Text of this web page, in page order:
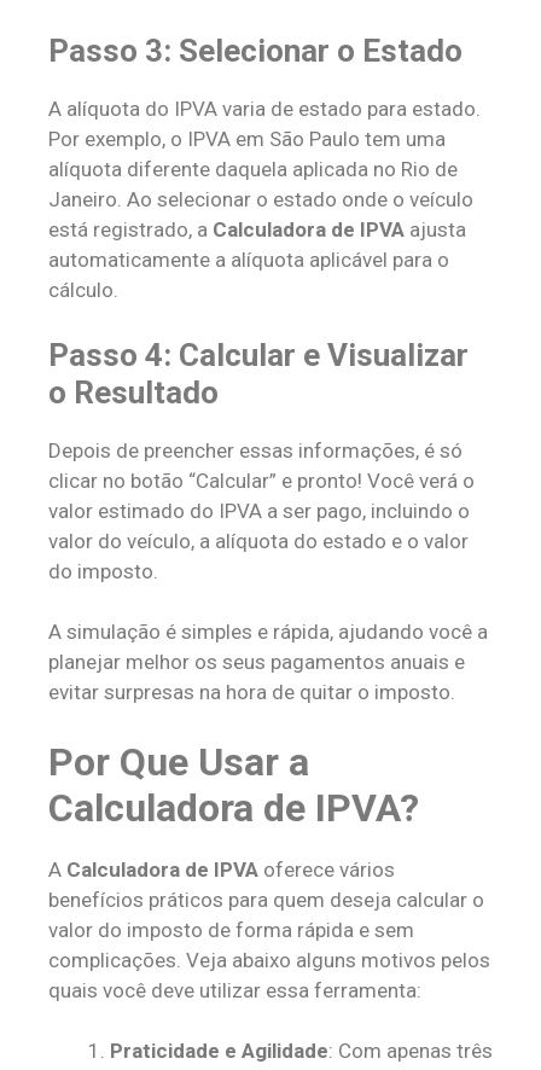
Passo 3: Selecionar o Estado
A alíquota do IPVA varia de estado para estado.
Por exemplo, o IPVA em São Paulo tem uma
alíquota diferente daquela aplicada no Rio de
Janeiro. Ao selecionar o estado onde o veículo
está registrado, a Calculadora de IPVA ajusta
automaticamente a alíquota aplicável para o
cálculo.
Passo 4: Calcular e Visualizar
o Resultado
Depois de preencher essas informações, é só
clicar no botão “Calcular” e pronto! Você verá o
valor estimado do IPVA a ser pago, incluindo o
valor do veículo, a alíquota do estado e o valor
do imposto.
A simulação é simples e rápida, ajudando você a
planejar melhor os seus pagamentos anuais e
evitar surpresas na hora de quitar o imposto.
Por Que Usar a
Calculadora de IPVA?
A Calculadora de IPVA oferece vários
benefícios práticos para quem deseja calcular o
valor do imposto de forma rápida e sem
complicações. Veja abaixo alguns motivos pelos
quais você deve utilizar essa ferramenta:
Praticidade e Agilidade: Com apenas três